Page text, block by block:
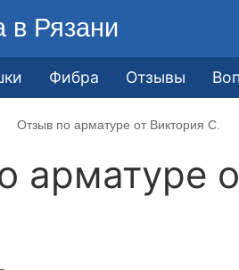
в Рязани
Фибра Отзывы
Отзыв по арматуре от Виктория С.
арматуре